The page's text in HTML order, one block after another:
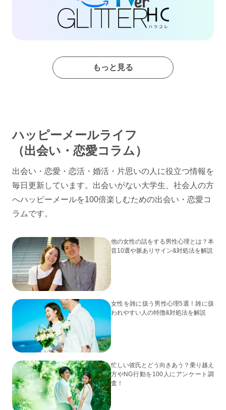
もっと見る
ハッピーメールライフ
（出会い・恋愛コラム）
出会い・恋愛・恋活・婚活・片思いの人に役立つ情報を
毎日更新しています。出会いがない大学生、社会人の方
へハッピーメールを100倍楽しむための出会い・恋愛コ
ラムです。
他の女性の話をする男性心理とは？本
音10選や脈ありサイン&対処法を解説
女性を雑に扱う男性心理5選！雑に扱
われやすい人の特徴&対処法を解説
忙しい彼氏とどう向きあう？乗り越え
方やNG行動を100人にアンケート調
査！